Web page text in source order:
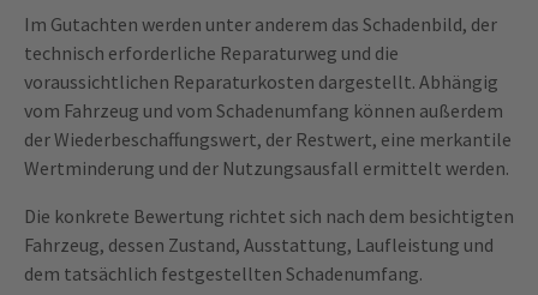
Im Gutachten werden unter anderem das Schadenbild, der
technisch erforderliche Reparaturweg und die
voraussichtlichen Reparaturkosten dargestellt. Abhängig
vom Fahrzeug und vom Schadenumfang können außerdem
der Wiederbeschaffungswert, der Restwert, eine merkantile
Wertminderung und der Nutzungsausfall ermittelt werden.
Die konkrete Bewertung richtet sich nach dem besichtigten
Fahrzeug, dessen Zustand, Ausstattung, Laufleistung und
dem tatsächlich festgestellten Schadenumfang.